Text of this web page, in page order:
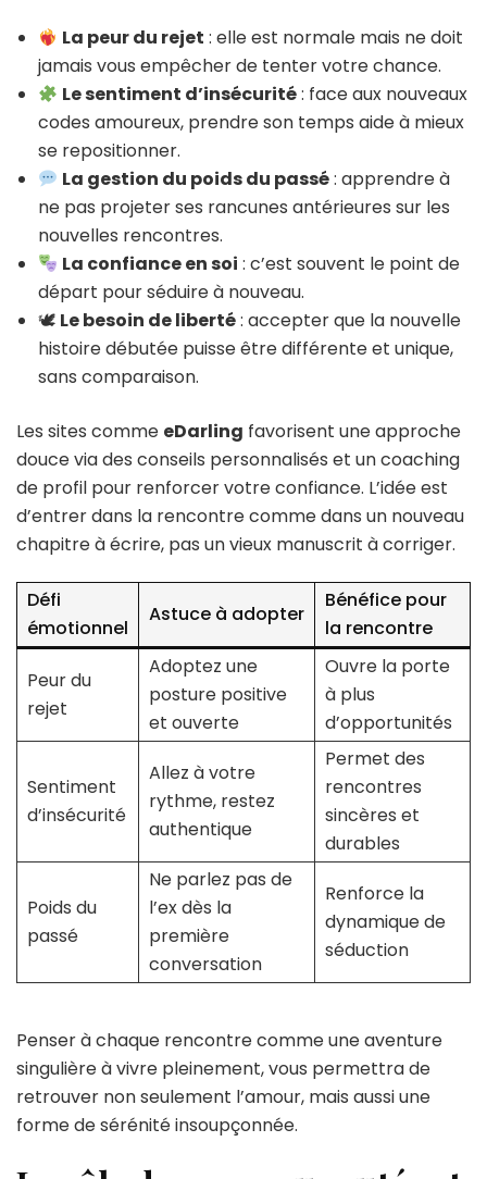
La peur du rejet : elle est normale mais ne doit
jamais vous empêcher de tenter votre chance.
Le sentiment d’insécurité: face aux nouveaux
codes amoureux, prendre son temps aide à mieux
se repositionner.
La gestion du poids du passé: apprendre à
ne pas projeter ses rancunes antérieures sur les
nouvelles rencontres.
La confiance en soi : c’est souvent le point de
départ pour séduire à nouveau.
🕊 Le besoin de liberté: accepter que la nouvelle
histoire débutée puisse être différente et unique,
sans comparaison.
Les sites comme eDarling favorisent une approche
douce via des conseils personnalisés et un coaching
de profil pour renforcer votre confiance. L’idée est
d’entrer dans la rencontre comme dans un nouveau
chapitre à écrire, pas un vieux manuscrit à corriger.
Défi
émotionnel
Astuce à adopter
Bénéfice pour
la rencontre
Peur du
rejet
Adoptez une
posture positive
et ouverte
Ouvre la porte
à plus
d’opportunités
Sentiment
d’insécurité
Allez à votre
rythme, restez
authentique
Permet des
rencontres
sincères et
durables
Poids du
passé
Ne parlez pas de
l’ex dès la
première
conversation
Renforce la
dynamique de
séduction
Penser à chaque rencontre comme une aventure
singulière à vivre pleinement, vous permettra de
retrouver non seulement l’amour, mais aussi une
forme de sérénité insoupçonnée.